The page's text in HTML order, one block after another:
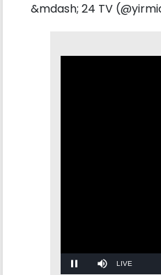
&mdash; 24 TV
Mute Stream